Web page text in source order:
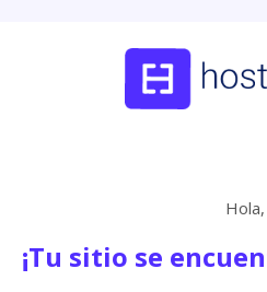
Hola,
¡Tu sitio se